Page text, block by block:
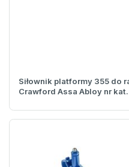
Siłownik platformy 355 do
Crawford Assa Abloy nr